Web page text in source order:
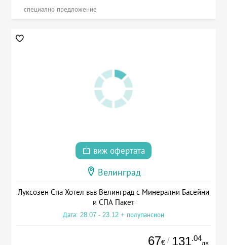
специално предложение
виж офертата
Велинград
Луксозен Спа Хотел във Велинград с Минерални Басейни
и СПА Пакет
Дата: 28.07 - 23.12 + полупансион
67€ / 131.04
лв.